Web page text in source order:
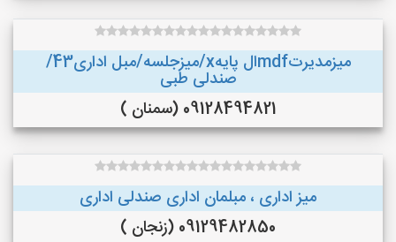
میزمدیرتmdfال پایهx/میزجلسه/مبل اداری43/
صندلی طبی
09128494821 (سمنان )
میز اداری ، مبلمان اداری صندلی اداری
09129482850 (زنجان )